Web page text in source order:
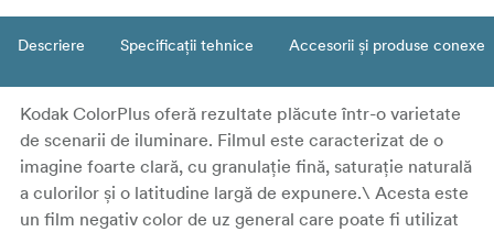
Descriere Specificații tehnice Accesorii și produse conexe
Kodak ColorPlus oferă rezultate plăcute într-o varietate
de scenarii de iluminare. Filmul este caracterizat de o
imagine foarte clară, cu granulație fină, saturație naturală
a culorilor și o latitudine largă de expunere.\ Acesta este
un film negativ color de uz general care poate fi utilizat